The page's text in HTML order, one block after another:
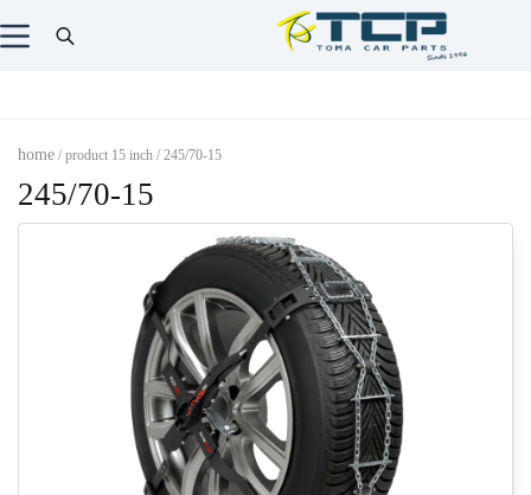
home / product 15 inch / 245/70-15
245/70-15